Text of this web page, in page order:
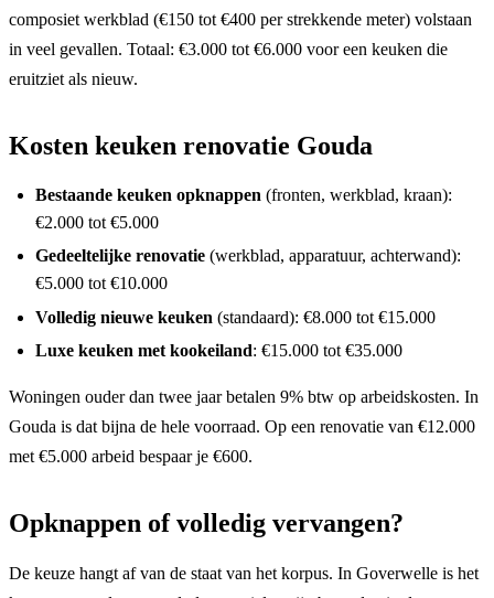
composiet werkblad (€150 tot €400 per strekkende meter) volstaan
in veel gevallen. Totaal: €3.000 tot €6.000 voor een keuken die
eruitziet als nieuw.
Kosten keuken renovatie Gouda
Bestaande keuken opknappen (fronten, werkblad, kraan):
€2.000 tot €5.000
Gedeeltelijke renovatie (werkblad, apparatuur, achterwand):
€5.000 tot €10.000
Volledig nieuwe keuken (standaard): €8.000 tot €15.000
Luxe keuken met kookeiland: €15.000 tot €35.000
Woningen ouder dan twee jaar betalen 9% btw op arbeidskosten. In
Gouda is dat bijna de hele voorraad. Op een renovatie van €12.000
met €5.000 arbeid bespaar je €600.
Opknappen of volledig vervangen?
De keuze hangt af van de staat van het korpus. In Goverwelle is het